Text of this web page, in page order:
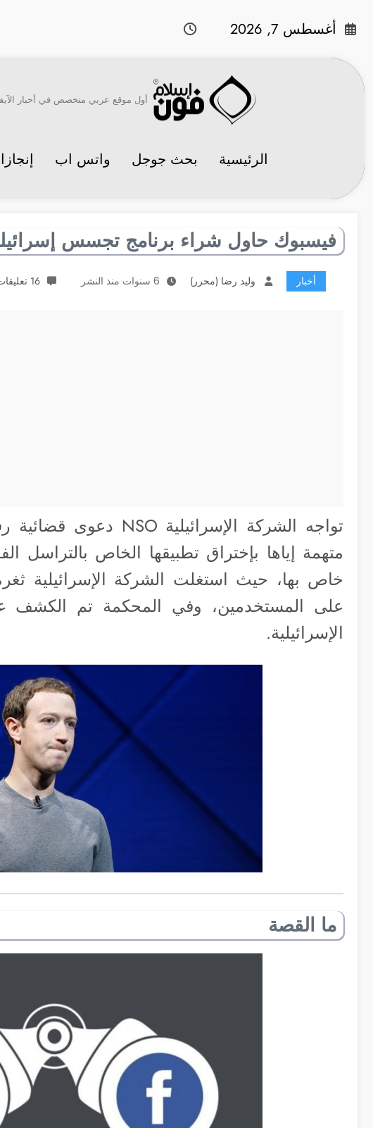
أغسطس 7, 2026
أول موقع عربي متخصص في أخبار
الرئيسية بحث جوجل واتس اب
فيسبوك حاول شراء برنامج تجسس
أخبار وليد رضا (محرر) 6 سنوات منذ النشر 16 تعليقات
تواجه الشركة الإسرائيلية NSO دعوى قضائية رفعتها
متهمة إياها بإختراق تطبيقها الخاص
خاص بها، حيث استغلت الشركة الإسرائيلية
على المستخدمين، وفي المحكمة تم
الإسرائيلية.
ما القصة